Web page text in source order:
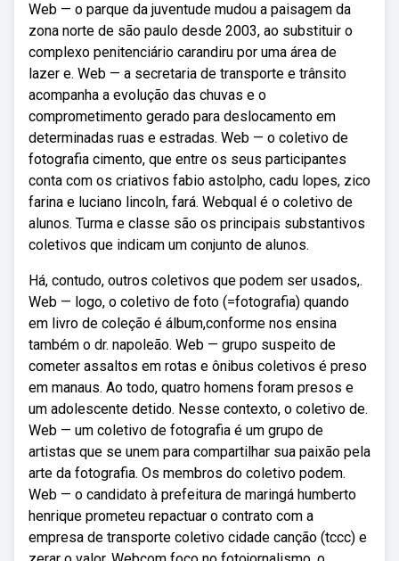
Web — o parque da juventude mudou a paisagem da
zona norte de são paulo desde 2003, ao substituir o
complexo penitenciário carandiru por uma área de
lazer e. Web — a secretaria de transporte e trânsito
acompanha a evolução das chuvas e o
comprometimento gerado para deslocamento em
determinadas ruas e estradas. Web — o coletivo de
fotografia cimento, que entre os seus participantes
conta com os criativos fabio astolpho, cadu lopes, zico
farina e luciano lincoln, fará. Webqual é o coletivo de
alunos. Turma e classe são os principais substantivos
coletivos que indicam um conjunto de alunos.
Há, contudo, outros coletivos que podem ser usados,.
Web — logo, o coletivo de foto (=fotografia) quando
em livro de coleção é álbum,conforme nos ensina
também o dr. napoleão. Web — grupo suspeito de
cometer assaltos em rotas e ônibus coletivos é preso
em manaus. Ao todo, quatro homens foram presos e
um adolescente detido. Nesse contexto, o coletivo de.
Web — um coletivo de fotografia é um grupo de
artistas que se unem para compartilhar sua paixão pela
arte da fotografia. Os membros do coletivo podem.
Web — o candidato à prefeitura de maringá humberto
henrique prometeu repactuar o contrato com a
empresa de transporte coletivo cidade canção (tccc) e